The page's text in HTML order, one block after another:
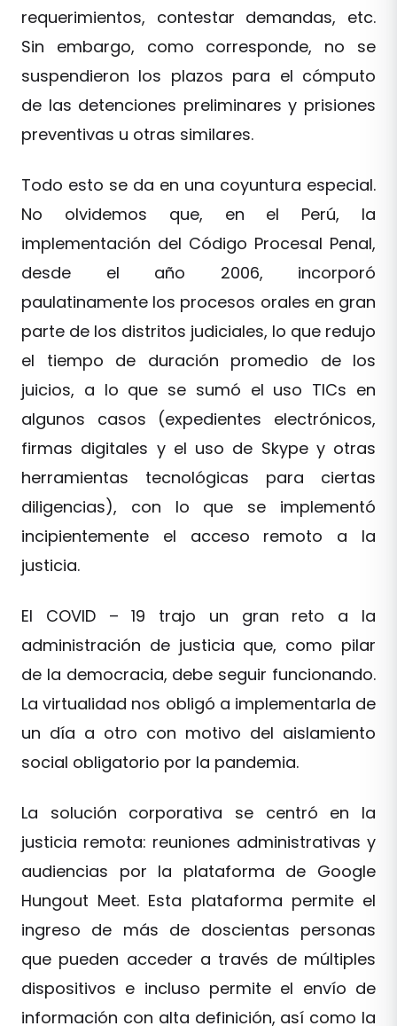
requerimientos, contestar demandas, etc.
Sin embargo, como corresponde, no se
suspendieron los plazos para el cómputo
de las detenciones preliminares y prisiones
preventivas u otras similares.
Todo esto se da en una coyuntura especial.
No olvidemos que, en el Perú, la
implementación del Código Procesal Penal,
desde el año 2006, incorporó
paulatinamente los procesos orales en gran
parte de los distritos judiciales, lo que redujo
el tiempo de duración promedio de los
juicios, a lo que se sumó el uso TICs en
algunos casos (expedientes electrónicos,
firmas digitales y el uso de Skype y otras
herramientas tecnológicas para ciertas
diligencias), con lo que se implementó
incipientemente el acceso remoto a la
justicia.
El COVID – 19 trajo un gran reto a la
administración de justicia que, como pilar
de la democracia, debe seguir funcionando.
La virtualidad nos obligó a implementarla de
un día a otro con motivo del aislamiento
social obligatorio por la pandemia.
La solución corporativa se centró en la
justicia remota: reuniones administrativas y
audiencias por la plataforma de Google
Hungout Meet. Esta plataforma permite el
ingreso de más de doscientas personas
que pueden acceder a través de múltiples
dispositivos e incluso permite el envío de
información con alta definición, así como la